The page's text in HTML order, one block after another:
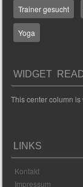
Trainer gesucht
Yoga
WIDGET
This center column
LINKS
Kontakt
Impressum